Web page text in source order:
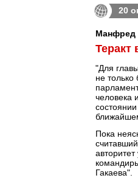
20
Манфред
Теракт
"Для
не только
человека
Пока
Гакаева".